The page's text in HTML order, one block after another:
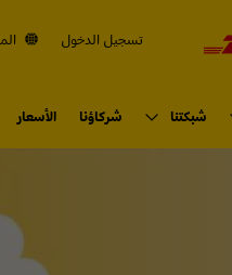
تسجيل الدخول
شبكتنا شركاؤنا الأسعار